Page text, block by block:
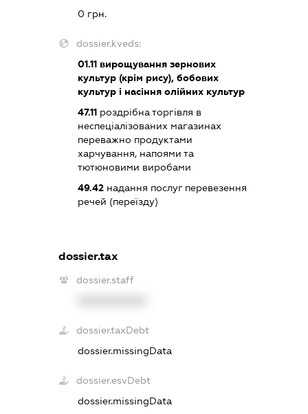
0 грн.
dossier.kveds:
01.11вирощування зернових
культур (крім рису), бобових
культур і насіння олійних культур
47.11роздрібна торгівля в
неспеціалізованих магазинах
переважно продуктами
харчування, напоями та
тютюновими виробами
49.42надання послуг перевезення
речей (переїзду)
dossier.tax
dossier.staff
dossier.taxDebt
dossier.missingData
dossier.esvDebt
dossier.missingData